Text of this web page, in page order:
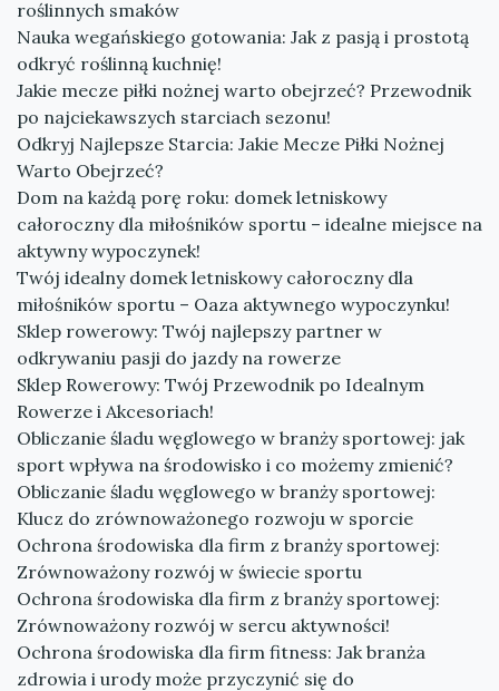
roślinnych smaków
Nauka wegańskiego gotowania: Jak z pasją i prostotą
odkryć roślinną kuchnię!
Jakie mecze piłki nożnej warto obejrzeć? Przewodnik
po najciekawszych starciach sezonu!
Odkryj Najlepsze Starcia: Jakie Mecze Piłki Nożnej
Warto Obejrzeć?
Dom na każdą porę roku: domek letniskowy
całoroczny dla miłośników sportu – idealne miejsce na
aktywny wypoczynek!
Twój idealny domek letniskowy całoroczny dla
miłośników sportu – Oaza aktywnego wypoczynku!
Sklep rowerowy: Twój najlepszy partner w
odkrywaniu pasji do jazdy na rowerze
Sklep Rowerowy: Twój Przewodnik po Idealnym
Rowerze i Akcesoriach!
Obliczanie śladu węglowego w branży sportowej: jak
sport wpływa na środowisko i co możemy zmienić?
Obliczanie śladu węglowego w branży sportowej:
Klucz do zrównoważonego rozwoju w sporcie
Ochrona środowiska dla firm z branży sportowej:
Zrównoważony rozwój w świecie sportu
Ochrona środowiska dla firm z branży sportowej:
Zrównoważony rozwój w sercu aktywności!
Ochrona środowiska dla firm fitness: Jak branża
zdrowia i urody może przyczynić się do